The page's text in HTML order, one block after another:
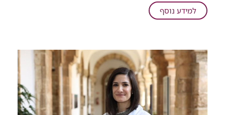
גרוסמן,
נוירוכירורגית
תנהל
את
המרכז
לגידולי
מוח
ברמב"ם
למידע נוסףעל
פרופ'
נוירוכירורגית
ומנתחת
מוח,
תנהל
את
המרכז